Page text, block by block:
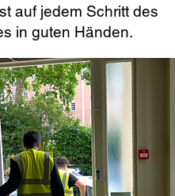
auf jedem Schritt des
in guten Händen.